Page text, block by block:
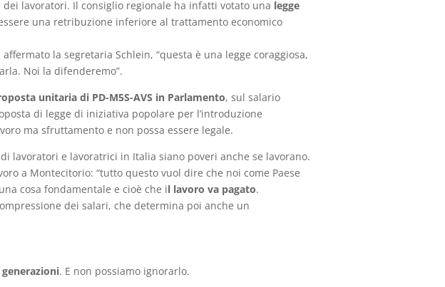
lavoratori. Il consiglio regionale ha infatti votato una legge
una retribuzione inferiore al trattamento economico
affermato la segretaria Schlein, “questa è una legge coraggiosa,
Noi la difenderemo”.
unitaria di PD-M5S-AVS in Parlamento, sul salario
di legge di iniziativa popolare per l’introduzione
ma sfruttamento e non possa essere legale.
lavoratori e lavoratrici in Italia siano poveri anche se lavorano.
a Montecitorio: “tutto questo vuol dire che noi come Paese
cosa fondamentale e cioè che il lavoro va pagato.
dei salari, che determina poi anche un
. E non possiamo ignorarlo.